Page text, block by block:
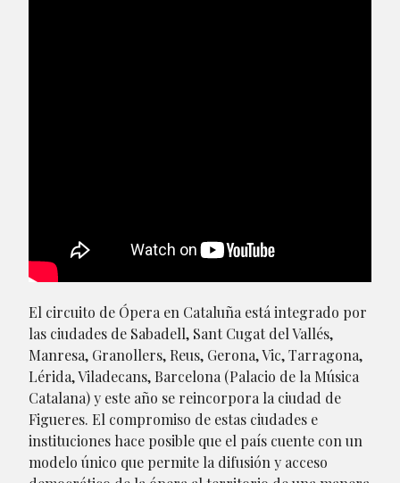
El circuito de Ópera en Cataluña está integrado por
las ciudades de Sabadell, Sant Cugat del Vallés,
Manresa, Granollers, Reus, Gerona, Vic, Tarragona,
Lérida, Viladecans, Barcelona (Palacio de la Música
Catalana) y este año se reincorpora la ciudad de
Figueres. El compromiso de estas ciudades e
instituciones hace posible que el país cuente con un
modelo único que permite la difusión y acceso